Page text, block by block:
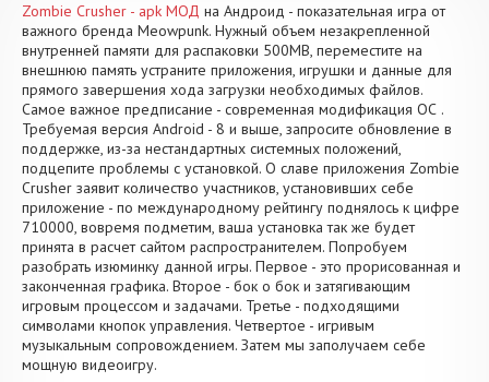
Zombie Crusher - apk МОД на Андроид - показательная игра от
важного бренда Meowpunk. Нужный объем незакрепленной
внутренней памяти для распаковки 500MB, переместите на
внешнюю память устраните приложения, игрушки и данные для
прямого завершения хода загрузки необходимых файлов.
Самое важное предписание - современная модификация ОС .
Требуемая версия Android - 8 и выше, запросите обновление в
поддержке, из-за нестандартных системных положений,
подцепите проблемы с установкой. О славе приложения Zombie
Crusher заявит количество участников, установивших себе
приложение - по международному рейтингу поднялось к цифре
710000, вовремя подметим, ваша установка так же будет
принята в расчет сайтом распространителем. Попробуем
разобрать изюминку данной игры. Первое - это прорисованная и
законченная графика. Второе - бок о бок и затягивающим
игровым процессом и задачами. Третье - подходящими
символами кнопок управления. Четвертое - игривым
музыкальным сопровождением. Затем мы заполучаем себе
мощную видеоигру.